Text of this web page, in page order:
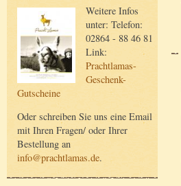
Weitere Infos
unter: Telefon:
02864 - 88 46 81
Link:
Prachtlamas-
Geschenk-
Gutscheine
Oder schreiben Sie uns eine Email
mit Ihren Fragen/ oder Ihrer
Bestellung an
info@prachtlamas.de.